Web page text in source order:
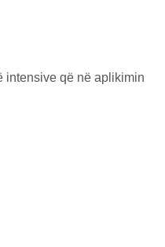
intensive që në aplikimin